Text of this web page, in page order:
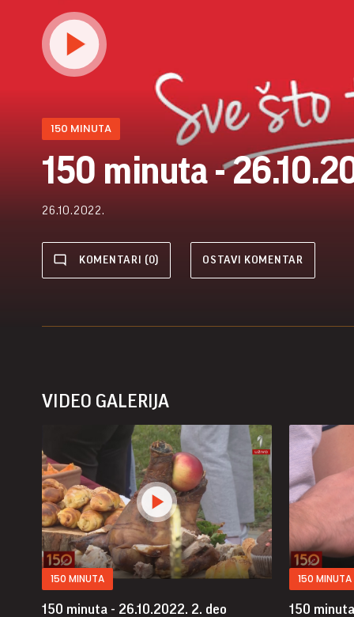
150 MINUTA
150 minuta -
26.10.2022.
KOMENTARI (0) OSTAVI KOMENTAR
VIDEO GALERIJA
150 MINUTA
150 minuta - 26.10.2022. 2. deo
150 MINUTA
150